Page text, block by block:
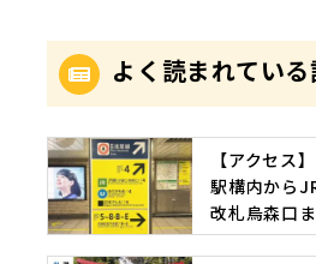
よく読まれてい
【アクセス
駅構内から
改札烏森口